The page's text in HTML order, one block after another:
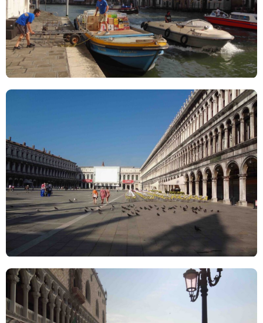
ART WORLD CULTURAL ESSAYS POP CULTURE JP-SOCIETY
POLITICS REVIEWS ARTICLES